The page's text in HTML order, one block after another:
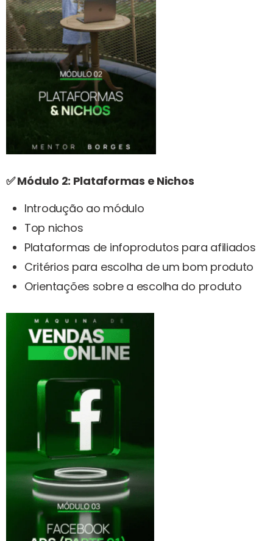
✅ Módulo 2: Plataformas e Nichos
Introdução ao módulo
Top nichos
Plataformas de infoprodutos para afiliados
Critérios para escolha de um bom produto
Orientações sobre a escolha do produto